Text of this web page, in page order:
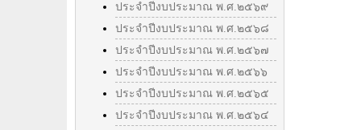
ประจำปีงบประมาณ พ.ศ.๒๕๖๙
ประจำปีงบประมาณ พ.ศ.๒๕๖๘
ประจำปีงบประมาณ พ.ศ.๒๕๖๗
ประจำปีงบประมาณ พ.ศ.๒๕๖๖
ประจำปีงบประมาณ พ.ศ.๒๕๖๕
ประจำปีงบประมาณ พ.ศ.๒๕๖๔